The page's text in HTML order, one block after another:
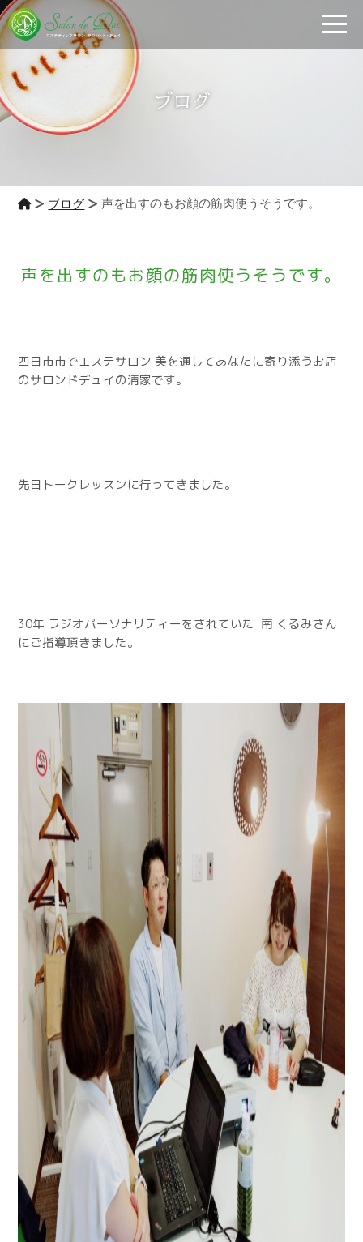
ブログ
ブログ 声を出すのもお顔の筋肉使うそうです。
声を出すのもお顔の筋肉使うそうです。
四日市市でエステサロン 美を通してあなたに寄り添うお店
のサロンドデュイの清家です。
先日トークレッスンに行ってきました。
30年 ラジオパーソナリティーをされていた 南 くるみさん
にご指導頂きました。